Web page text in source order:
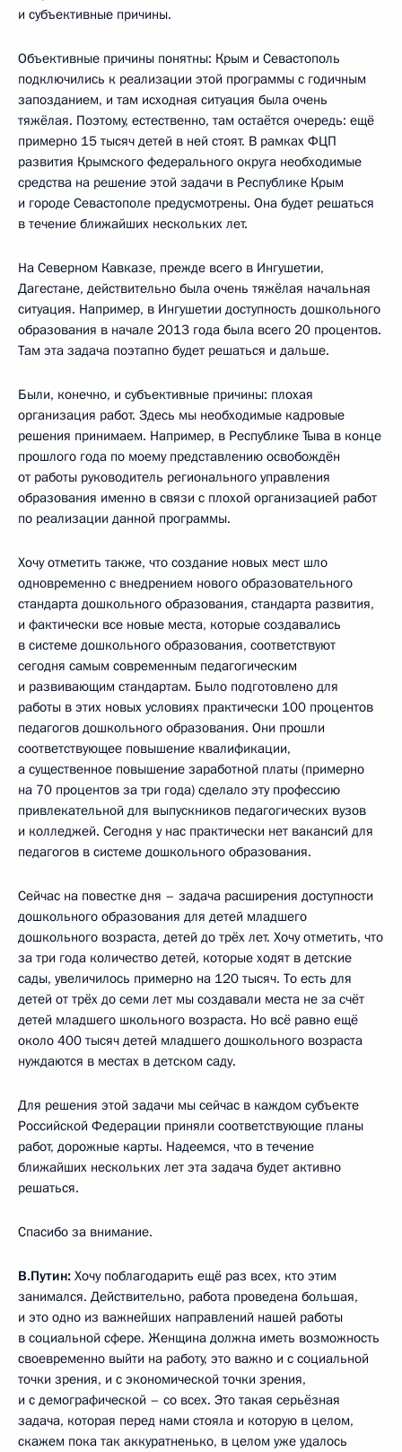
и субъективные причины.
Объективные причины понятны: Крым и Севастополь
подключились к реализации этой программы с годичным
запозданием, и там исходная ситуация была очень
тяжёлая. Поэтому, естественно, там остаётся очередь: ещё
примерно 15 тысяч детей в ней стоят. В рамках ФЦП
развития Крымского федерального округа необходимые
средства на решение этой задачи в Республике Крым
и городе Севастополе предусмотрены. Она будет решаться
в течение ближайших нескольких лет.
На Северном Кавказе, прежде всего в Ингушетии,
Дагестане, действительно была очень тяжёлая начальная
ситуация. Например, в Ингушетии доступность дошкольного
образования в начале 2013 года была всего 20 процентов.
Там эта задача поэтапно будет решаться и дальше.
Были, конечно, и субъективные причины: плохая
организация работ. Здесь мы необходимые кадровые
решения принимаем. Например, в Республике Тыва в конце
прошлого года по моему представлению освобождён
от работы руководитель регионального управления
образования именно в связи с плохой организацией работ
по реализации данной программы.
Хочу отметить также, что создание новых мест шло
одновременно с внедрением нового образовательного
стандарта дошкольного образования, стандарта развития,
и фактически все новые места, которые создавались
в системе дошкольного образования, соответствуют
сегодня самым современным педагогическим
и развивающим стандартам. Было подготовлено для
работы в этих новых условиях практически 100 процентов
педагогов дошкольного образования. Они прошли
соответствующее повышение квалификации,
а существенное повышение заработной платы (примерно
на 70 процентов за три года) сделало эту профессию
привлекательной для выпускников педагогических вузов
и колледжей. Сегодня у нас практически нет вакансий для
педагогов в системе дошкольного образования.
Сейчас на повестке дня – задача расширения доступности
дошкольного образования для детей младшего
дошкольного возраста, детей до трёх лет. Хочу отметить, что
за три года количество детей, которые ходят в детские
сады, увеличилось примерно на 120 тысяч. То есть для
детей от трёх до семи лет мы создавали места не за счёт
детей младшего школьного возраста. Но всё равно ещё
около 400 тысяч детей младшего дошкольного возраста
нуждаются в местах в детском саду.
Для решения этой задачи мы сейчас в каждом субъекте
Российской Федерации приняли соответствующие планы
работ, дорожные карты. Надеемся, что в течение
ближайших нескольких лет эта задача будет активно
решаться.
Спасибо за внимание.
В.Путин: Хочу поблагодарить ещё раз всех, кто этим
занимался. Действительно, работа проведена большая,
и это одно из важнейших направлений нашей работы
в социальной сфере. Женщина должна иметь возможность
своевременно выйти на работу, это важно и с социальной
точки зрения, и с экономической точки зрения,
и с демографической – со всех. Это такая серьёзная
задача, которая перед нами стояла и которую в целом,
скажем пока так аккуратненько, в целом уже удалось